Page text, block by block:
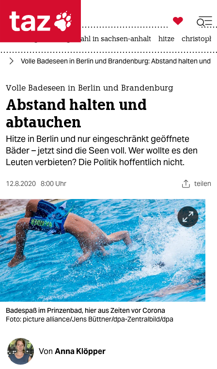
 taz zahl ich
taz zahl ich
themen
politik
öko
gesellschaft
sport
berlin
nord
wahrheit
verlag
verlag
veranstaltungen
shop
fragen & hilfe

taz zahl ich
landtagswahl in sachsen-anhalt hitze
Volle Badeseen in Berlin und Brandenburg: Abstand halten und
Volle Badeseen in Berlin und Brandenburg
Abstand halten und
abtauchen
Hitze in Berlin und nur eingeschränkt geöffnete
Bäder – jetzt sind die Seen voll. Wer wollte es den
Leuten verbieten? Die Politik hoffentlich nicht.
12.8.2020 8:00 Uhr teilen
Badespaß im Prinzenbad, hier aus Zeiten vor Corona
Foto: picture alliance/Jens Büttner/dpa-Zentralbild/dpa
Von Anna Klöpper